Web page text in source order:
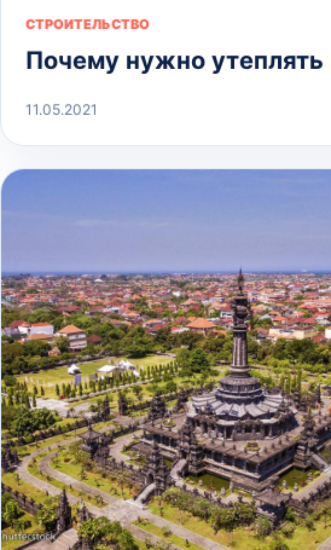
СТРОИТЕЛЬСТВО
Почему нужно
11.05.2021